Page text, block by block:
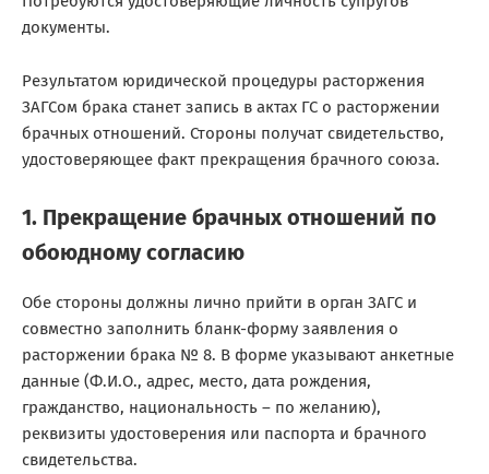
документы.
Результатом юридической процедуры расторжения
ЗАГСом брака станет запись в актах ГС о расторжении
брачных отношений. Стороны получат свидетельство,
удостоверяющее факт прекращения брачного союза.
1. Прекращение брачных отношений по
обоюдному согласию
Обе стороны должны лично прийти в орган ЗАГС и
совместно заполнить бланк-форму заявления о
расторжении брака № 8. В форме указывают анкетные
данные (Ф.И.О., адрес, место, дата рождения,
гражданство, национальность – по желанию),
реквизиты удостоверения или паспорта и брачного
свидетельства.